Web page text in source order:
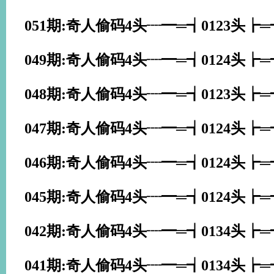
051期:奇人偷码4头┈━═┪0123头
049期:奇人偷码4头┈━═┪0124头
048期:奇人偷码4头┈━═┪0123头
047期:奇人偷码4头┈━═┪0124头
046期:奇人偷码4头┈━═┪0124头
045期:奇人偷码4头┈━═┪0124头
042期:奇人偷码4头┈━═┪0134头
041期:奇人偷码4头┈━═┪0134头